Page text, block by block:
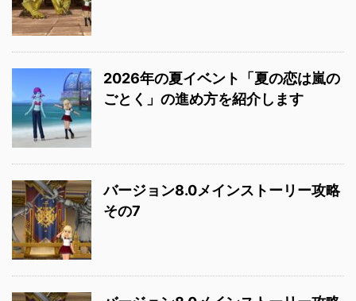
2026年の夏イベント「夏の恋は嵐の
ごとく」の進め方を紹介します
バージョン8.0メインストーリー攻略
その7